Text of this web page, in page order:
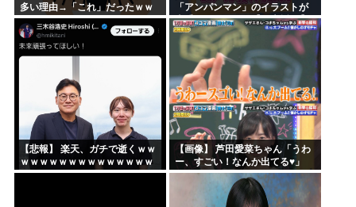
多い理由→「これ」だったｗｗ
ｗｗｗｗｗ
「アンパンマン」のイラストが
上手すぎる！！！【乃木坂46】
【悲報】 楽天、ガチで逝くｗｗ
ｗｗｗｗｗｗｗｗｗｗｗｗｗｗ
ｗｗｗｗ
【画像】 芦田愛菜ちゃん「うわ
ー、すごい！なんか出てる♥」